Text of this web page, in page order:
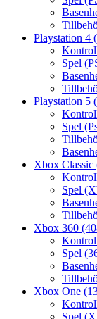
Playstation 4
Spel
Playstation 5
Spel
Xbox Classic
Spel
Xbox 360
Spel
Xbox One